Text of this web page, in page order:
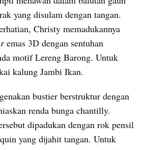
yang disulam dengan tangan.
Christy memadukannya
emas 3D dengan sentuhan
motif Lereng Barong. Untuk
kalung Jambi Ikan.
bustier berstruktur dengan
renda bunga chantilly.
dipadukan dengan rok pensil
yang dijahit tangan. Untuk